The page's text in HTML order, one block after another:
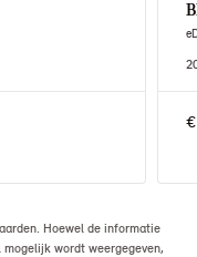
Hoewel de informatie
wordt weergegeven,